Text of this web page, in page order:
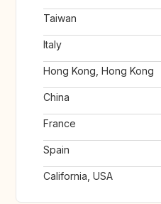
Taiwan
Italy
Hong Kong, Hong Kong
China
France
Spain
California, USA